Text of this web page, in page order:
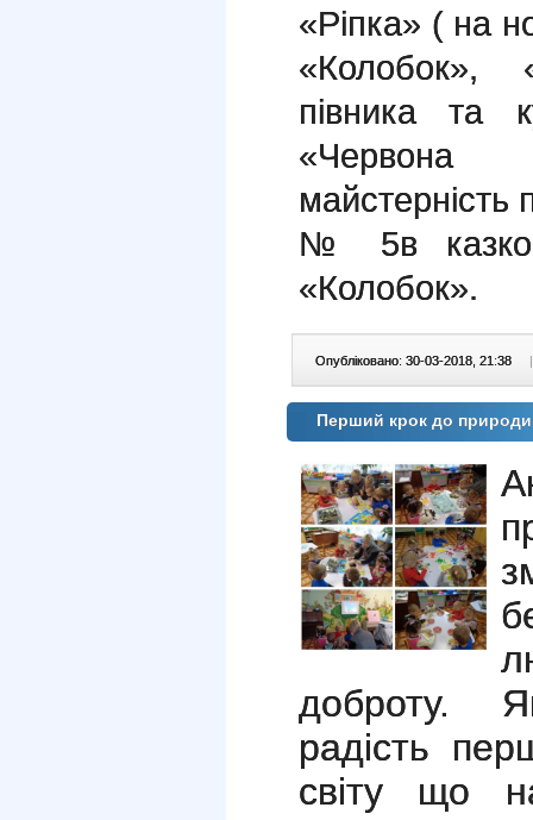
«Ріпка» ( на
«Колобок»,
півника та
«Червона
майстерність
№ 5в
«Колобок».
Опубліковано: 30-03-2018, 21:38 |
Перший крок до природи
доброту.
радість
світу що